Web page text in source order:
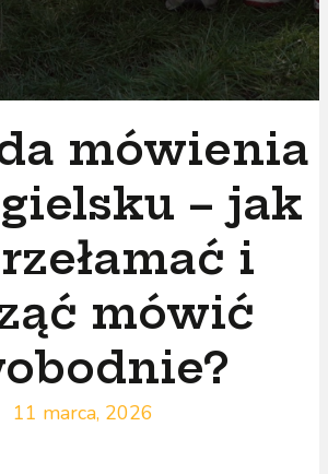
mówienia
– jak
i
mówić
11 marca, 2026